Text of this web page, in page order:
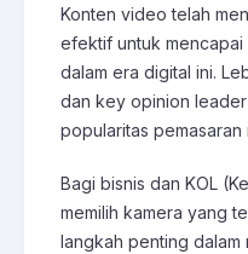
Konten video telah
efektif untuk
dalam era digital ini.
dan key opinion
popularitas
Bagi bisnis dan KOL
memilih kamera yang
langkah penting